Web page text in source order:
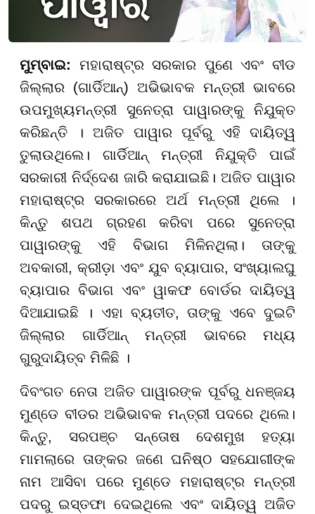
ମୁମ୍ବାଇ: ମହାରାଷ୍ଟ୍ର ସରକାର ପୁଣେ ଏବଂ ବୀଡ
ଜିଲ୍ଲାର (ଗାର୍ଡିଆନ୍) ଅଭିଭାବକ ମନ୍ତ୍ରୀ ଭାବରେ
ଉପମୁଖ୍ୟମନ୍ତ୍ରୀ ସୁନେତ୍ରା ପାୱାରଙ୍କୁ ନିଯୁକ୍ତ
କରିଛନ୍ତି । ଅଜିତ ପାୱାର ପୂର୍ବରୁ ଏହି ଦାୟିତ୍ୱ
ତୁଲାଉଥିଲେ। ଗାର୍ଡିଆନ୍ ମନ୍ତ୍ରୀ ନିଯୁକ୍ତି ପାଇଁ
ସରକାରୀ ନିର୍ଦ୍ଦେଶ ଜାରି କରାଯାଇଛି। ଅଜିତ ପାୱାର
ମହାରାଷ୍ଟ୍ର ସରକାରରେ ଅର୍ଥ ମନ୍ତ୍ରୀ ଥିଲେ ।
କିନ୍ତୁ ଶପଥ ଗ୍ରହଣ କରିବା ପରେ ସୁନେତ୍ରା
ପାୱାରଙ୍କୁ ଏହି ବିଭାଗ ମିଳିନଥିଲା। ତାଙ୍କୁ
ଅବକାରୀ, କ୍ରୀଡ଼ା ଏବଂ ଯୁବ ବ୍ୟାପାର, ସଂଖ୍ୟାଲଘୁ
ବ୍ୟାପାର ବିଭାଗ ଏବଂ ୱାକଫ ବୋର୍ଡର ଦାୟିତ୍ୱ
ଦିଆଯାଇଛି । ଏହା ବ୍ୟତୀତ, ତାଙ୍କୁ ଏବେ ଦୁଇଟି
ଜିଲ୍ଲାର ଗାର୍ଡିଆନ୍ ମନ୍ତ୍ରୀ ଭାବରେ ମଧ୍ୟ
ଗୁରୁଦାୟିତ୍ବ ମିଳିଛି ।
ଦିବଂଗତ ନେତା ଅଜିତ ପାୱାରଙ୍କ ପୂର୍ବରୁ ଧନଞ୍ଜୟ
ମୁଣ୍ଡେ ବୀଡର ଅଭିଭାବକ ମନ୍ତ୍ରୀ ପଦରେ ଥିଲେ।
କିନ୍ତୁ, ସରପଞ୍ଚ ସନ୍ତୋଷ ଦେଶମୁଖ ହତ୍ୟା
ମାମଲାରେ ତାଙ୍କର ଜଣେ ଘନିଷ୍ଠ ସହଯୋଗୀଙ୍କ
ନାମ ଆସିବା ପରେ ମୁଣ୍ଡେ ମହାରାଷ୍ଟ୍ର ମନ୍ତ୍ରୀ
ପଦରୁ ଇସ୍ତଫା ଦେଇଥିଲେ ଏବଂ ଦାୟିତ୍ୱ ଅଜିତ